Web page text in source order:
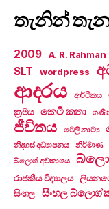
තැනින්
2009 A. R. Rahman
SLT wordpress
ආදරය ආර්ථිකය
ක්‍රමය කෙටි කතා
ජීවිතය ටෙලි නාට්‍ය
නිදහස් අධ්‍යාපනය නිර්මාණ
බ්ලොග් අවකාශය
රාජකීය විද්‍යාලය
සිංහල සිංහල